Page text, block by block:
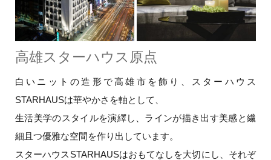
高雄スターハウス原点
白いニットの造形で高雄市を飾り、スターハウス
STARHAUSは華やかさを軸として、
生活美学のスタイルを演繹し、ラインが描き出す美感と繊
細且つ優雅な空間を作り出しています。
スターハウスSTARHAUSはおもてなしを大切にし、それぞ